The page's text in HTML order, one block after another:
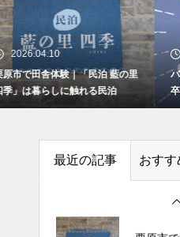
2026.03.07
バルーンリリース2026 in 文字：
卒業入学お祝いイベント
最近の記事 おす
バルー
卒業入
文字の
様子：
栗原市